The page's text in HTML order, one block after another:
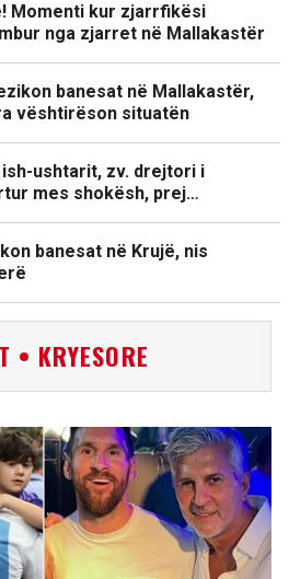
Momenti kur zjarrfikësi
nga zjarret në Mallakastër
banesat në Mallakastër,
vështirëson situatën
ushtarit, zv. drejtori i
mes shokësh, prej…
banesat në Krujë, nis
• KRYESORE